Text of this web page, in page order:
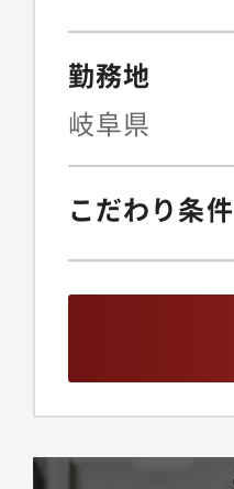
勤務地
岐阜県
こだわり条件